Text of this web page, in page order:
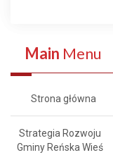
Main Menu
Strona główna
Strategia Rozwoju
Gminy Reńska Wieś